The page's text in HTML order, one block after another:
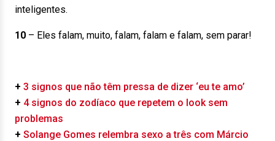
inteligentes.
10 – Eles falam, muito, falam, falam e falam, sem parar!
+ 3 signos que não têm pressa de dizer ‘eu te amo’
+ 4 signos do zodíaco que repetem o look sem
problemas
+ Solange Gomes relembra sexo a três com Márcio